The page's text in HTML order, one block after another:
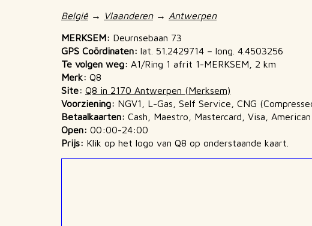
of
page
breadcrumbs
België → Vlaanderen→ Antwerpen
MERKSEM: Deurnsebaan 73
GPS Coördinaten: lat. 51.2429714 – long. 4.4503256
Te volgen weg: A1/Ring 1 afrit 1-MERKSEM, 2 km
Merk: Q8
Site: Q8 in 2170 Antwerpen (Merksem)
Voorziening: NGV1, L-Gas, Self Service, CNG
Betaalkaarten: Cash, Maestro, Mastercard, Visa,
Open: 00:00-24:00
Prijs: Klik op het logo van Q8 op onderstaande kaart.